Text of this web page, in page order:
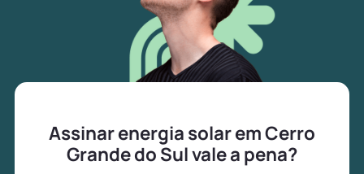
Assinar energia solar em Cerro
Grande do Sul vale a pena?